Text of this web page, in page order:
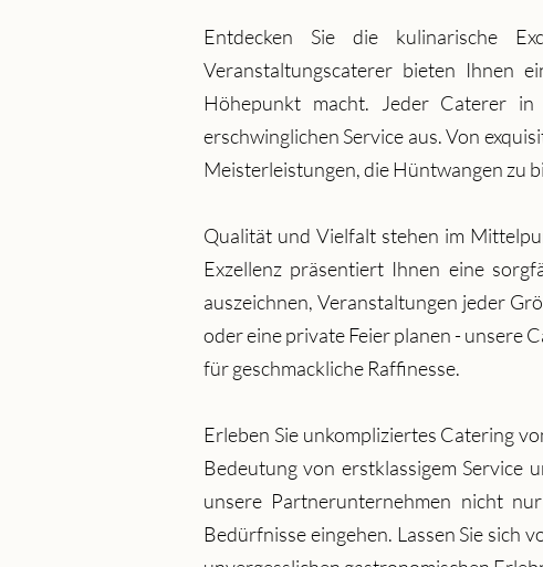
Entdecken Sie die kulinarische
Veranstaltungscaterer bieten Ihnen
Höhepunkt macht. Jeder Caterer
erschwinglichen Service aus. Von
Meisterleistungen, die Hüntwangen zu
Qualität und Vielfalt stehen im
Exzellenz präsentiert Ihnen eine
auszeichnen, Veranstaltungen jeder
oder eine private Feier planen - unsere
für geschmackliche Raffinesse.
Erleben Sie unkompliziertes Catering
Bedeutung von erstklassigem Service
unsere Partnerunternehmen nicht
Bedürfnisse eingehen. Lassen Sie sich